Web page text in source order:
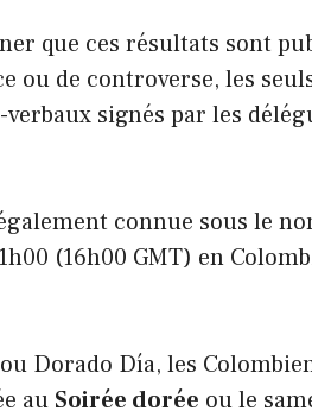
que ces résultats sont
ou de controverse, les
signés par les
connue sous le
(16h00 GMT) en
Dorado Día, les
au Soirée dorée ou le